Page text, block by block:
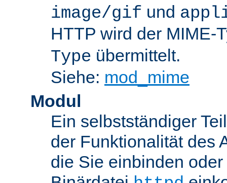
image/gif und
HTTP wird der MIME-
Type übermittelt.
Siehe: mod_mime
Modul
Ein selbstständiger
der Funktionalität des
die Sie einbinden